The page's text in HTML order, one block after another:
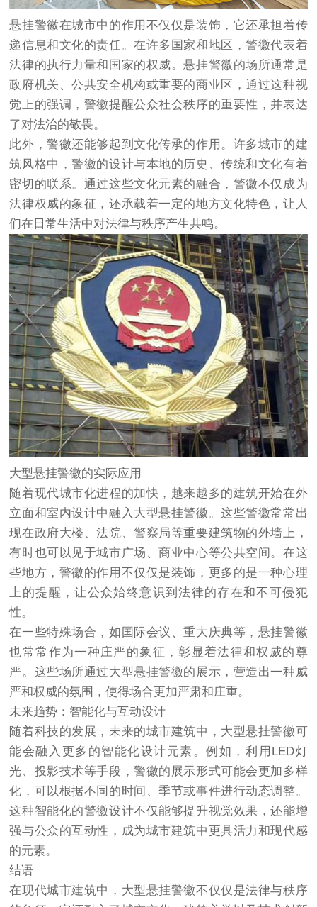
悬挂警徽在城市中的作用不仅仅是装饰，它还承担着传
递信息和文化的责任。在许多国家和地区，警徽代表着
法律的执行力量和国家的权威。悬挂警徽的场所通常是
政府机关、公共安全机构或重要的商业区，通过这种视
觉上的强调，警徽提醒公众社会秩序的重要性，并表达
了对法治的敬畏。
此外，警徽还能够起到文化传承的作用。许多城市的建
筑风格中，警徽的设计与本地的历史、传统和文化有着
密切的联系。通过这些文化元素的融合，警徽不仅成为
法律权威的象征，还承载着一定的地方文化特色，让人
们在日常生活中对法律与秩序产生共鸣。
大型悬挂警徽的实际应用
随着现代城市化进程的加快，越来越多的建筑开始在外
立面和室内设计中融入大型悬挂警徽。这些警徽常常出
现在政府大楼、法院、警察局等重要建筑物的外墙上，
有时也可以见于城市广场、商业中心等公共空间。在这
些地方，警徽的作用不仅仅是装饰，更多的是一种心理
上的提醒，让公众始终意识到法律的存在和不可侵犯
性。
在一些特殊场合，如国际会议、重大庆典等，悬挂警徽
也常常作为一种庄严的象征，彰显着法律和权威的尊
严。这些场所通过大型悬挂警徽的展示，营造出一种威
严和权威的氛围，使得场合更加严肃和庄重。
未来趋势：智能化与互动设计
随着科技的发展，未来的城市建筑中，大型悬挂警徽可
能会融入更多的智能化设计元素。例如，利用LED灯
光、投影技术等手段，警徽的展示形式可能会更加多样
化，可以根据不同的时间、季节或事件进行动态调整。
这种智能化的警徽设计不仅能够提升视觉效果，还能增
强与公众的互动性，成为城市建筑中更具活力和现代感
的元素。
结语
在现代城市建筑中，大型悬挂警徽不仅仅是法律与秩序